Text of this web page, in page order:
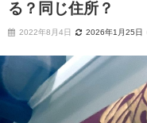
る？同じ住所？
2022年8月4日 2026年1月25日